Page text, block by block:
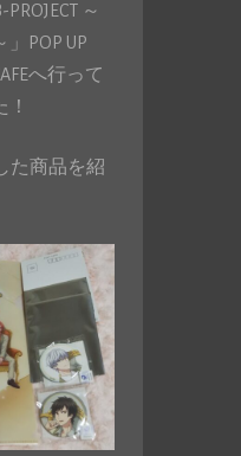
～
POP UP
へ行って
た商品を紹